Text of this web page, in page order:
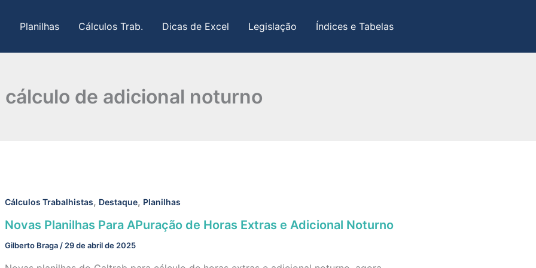
Planilhas Cálculos Trab. Dicas de Excel Legislação Índices e Tabelas
cálculo de adicional noturno
Cálculos Trabalhistas, Destaque, Planilhas
Novas Planilhas Para APuração de Horas Extras e Adicional Noturno
Gilberto Braga / 29 de abril de 2025